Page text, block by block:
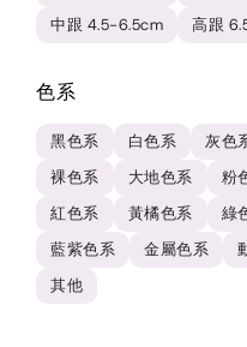
中跟 4.5-6.5cm
高跟
色系
黑色系 白色系
灰色
裸色系
大地色系
粉
紅色系
黃橘色系
綠
藍紫色系
金屬色系
其他